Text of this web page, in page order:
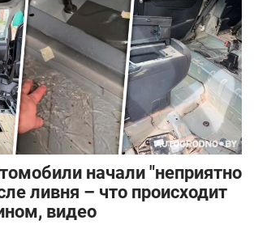
начали "неприятно
ливня – что происходит
видео